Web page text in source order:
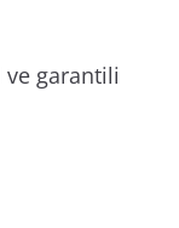
ve garantili